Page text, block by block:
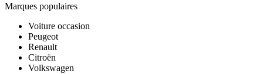
Marques populaires
Voiture occasion
Peugeot
Renault
Citroën
Volkswagen